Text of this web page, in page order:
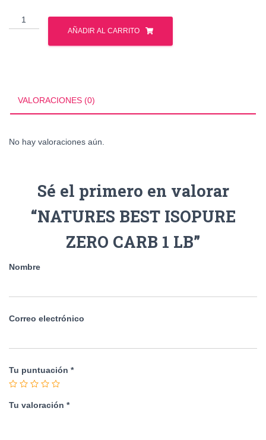
NATURES
BEST
AÑADIR AL CARRITO
VALORACIONES (0)
No hay valoraciones aún.
Sé el primero en valorar
“NATURES BEST ISOPURE
ZERO CARB 1 LB”
Nombre
Correo electrónico
Tu puntuación *
Tu valoración *